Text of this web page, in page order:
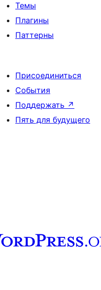
Темы
Плагины
Паттерны
Присоединиться
События
Поддержать ↗
Пять для будущего
YouTube
учётную запись в Tumblr